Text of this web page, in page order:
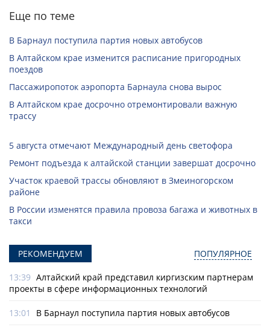
Еще по теме
В Барнаул поступила партия новых автобусов
В Алтайском крае изменится расписание пригородных
поездов
Пассажиропоток аэропорта Барнаула снова вырос
В Алтайском крае досрочно отремонтировали важную
трассу
5 августа отмечают Международный день светофора
Ремонт подъезда к алтайской станции завершат досрочно
Участок краевой трассы обновляют в Змеиногорском
районе
В России изменятся правила провоза багажа и животных в
такси
РЕКОМЕНДУЕМ ПОПУЛЯРНОЕ
13:39 Алтайский край представил киргизским партнерам
проекты в сфере информационных технологий
13:01 В Барнаул поступила партия новых автобусов